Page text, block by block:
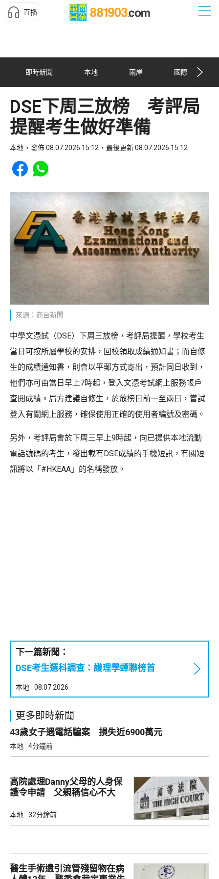
直播
即時新聞 本地 兩岸 國際
DSE下周三放榜 考評局
提醒考生做好準備
本地 發佈 08.07.2026 15:12 最後更新 08.07.2026 15:12
Share to Facebook
Share to WhatsApp
來源：商台新聞
中學文憑試（DSE）下周三放榜，考評局提醒，學校考生
當日可按所屬學校的安排，回校領取成績通知書；而自修
生的成績通知書，則會以平郵方式寄出，預計同日收到，
他們亦可由當日早上7時起，登入文憑考試網上服務帳戶
查閱成績。局方建議自修生，於放榜日前一至兩日，嘗試
登入有關網上服務，確保使用正確的使用者編號及密碼。
另外，考評局會於下周三早上9時起，向已提供本地流動
電話號碼的考生，發出載有DSE成績的手機短訊，有關短
訊將以「#HKEAA」的名稱發放。
下一篇新聞：
DSE考生選科調查：護理學蟬聯榜首
本地 08.07.2026
更多即時新聞
43歲女子遇電話騙案 損失近6900萬元
本地 4分鐘前
高院處理Danny父母的人身保
護令申請 父親稱信心不大
本地 32分鐘前
醫生手術遺引流管殘留物在病